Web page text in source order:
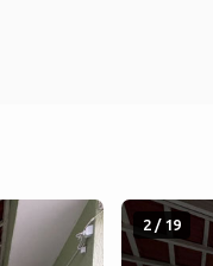
2 / 19